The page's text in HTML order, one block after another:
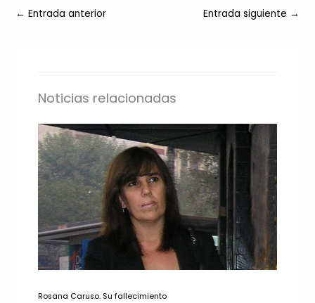
← Entrada anterior Entrada siguiente →
Noticias relacionadas
Rosana Caruso. Su fallecimiento